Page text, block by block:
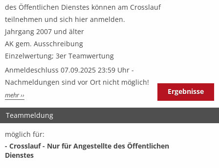
des Öffentlichen Dienstes können am Crosslauf
teilnehmen und sich hier anmelden.
Jahrgang 2007 und älter
AK gem. Ausschreibung
Einzelwertung; 3er Teamwertung
Anmeldeschluss 07.09.2025 23:59 Uhr -
Nachmeldungen sind vor Ort nicht möglich!
mehr ›› Ergebnisse
Teammeldung
möglich für:
- Crosslauf - Nur für Angestellte des Öffentlichen
Dienstes